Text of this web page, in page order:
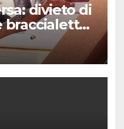
divieto di
braccialetto